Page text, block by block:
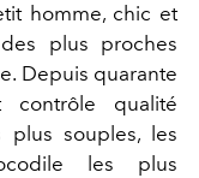
homme, chic et
des plus proches
Depuis quarante
qualité
plus souples, les
les plus